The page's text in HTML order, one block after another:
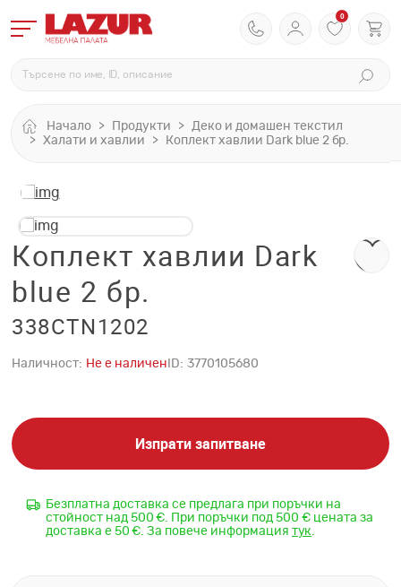
0
Начало Продукти
Деко и домашен текстил
Халати и хавлии
Коплект хавлии Dark blue 2 бр.
Коплект хавлии Dark
blue 2 бр.
338CTN1202
Наличност: Не е наличен ID: 3770105680
Изпрати запитване
Безплатна доставка се предлага при поръчки на
стойност над 500 €. При поръчки под 500 € цената за
доставка е 50 €. За повече информация тук.